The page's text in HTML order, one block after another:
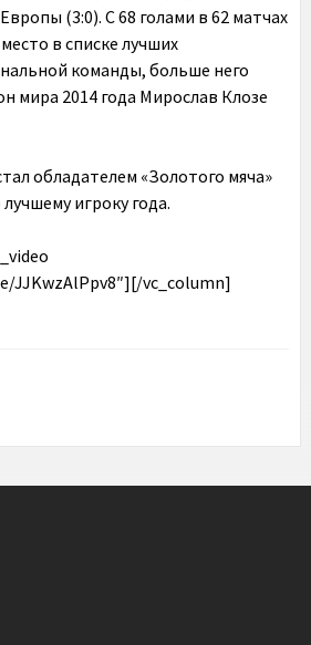
(3:0). С 68 голами в 62 матчах
в списке лучших
команды, больше него
мира 2014 года Мирослав Клозе
обладателем «Золотого мяча»
игроку года.
JJKwzAlPpv8″][/vc_column]